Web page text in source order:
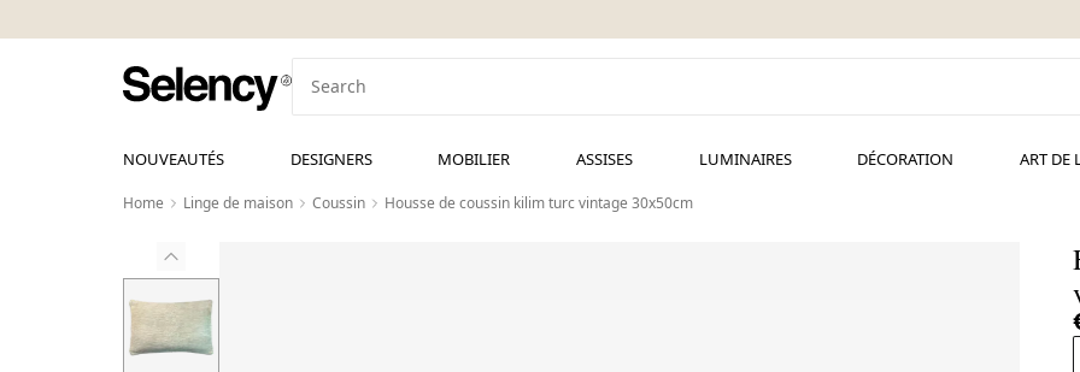
NOUVEAUTÉS DESIGNERS MOBILIER ASSISES LUMINAIRES DÉCORATION ART DE
Home Linge de maison Coussin Housse de coussin kilim turc vintage 30x50cm